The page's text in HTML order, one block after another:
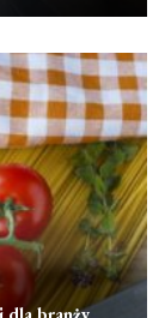
dla branży